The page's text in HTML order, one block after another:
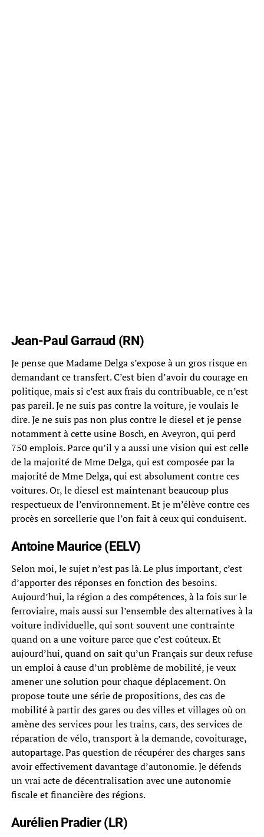
Jean-Paul Garraud (RN)
Je pense que Madame Delga s’expose à un gros risque en
demandant ce transfert. C’est bien d’avoir du courage en
politique, mais si c’est aux frais du contribuable, ce n’est
pas pareil. Je ne suis pas contre la voiture, je voulais le
dire. Je ne suis pas non plus contre le diesel et je pense
notamment à cette usine Bosch, en Aveyron, qui perd
750 emplois. Parce qu’il y a aussi une vision qui est celle
de la majorité de Mme Delga, qui est composée par la
majorité de Mme Delga, qui est absolument contre ces
voitures. Or, le diesel est maintenant beaucoup plus
respectueux de l’environnement. Et je m’élève contre ces
procès en sorcellerie que l’on fait à ceux qui conduisent.
Antoine Maurice (EELV)
Selon moi, le sujet n’est pas là. Le plus important, c’est
d’apporter des réponses en fonction des besoins.
Aujourd’hui, la région a des compétences, à la fois sur le
ferroviaire, mais aussi sur l’ensemble des alternatives à la
voiture individuelle, qui sont souvent une contrainte
quand on a une voiture parce que c’est coûteux. Et
aujourd’hui, quand on sait qu’un Français sur deux refuse
un emploi à cause d’un problème de mobilité, je veux
amener une solution pour chaque déplacement. On
propose toute une série de propositions, des cas de
mobilité à partir des gares ou des villes et villages où on
amène des services pour les trains, cars, des services de
réparation de vélo, transport à la demande, covoiturage,
autopartage. Pas question de récupérer des charges sans
avoir effectivement davantage d’autonomie. Je défends
un vrai acte de décentralisation avec une autonomie
fiscale et financière des régions.
Aurélien Pradier (LR)